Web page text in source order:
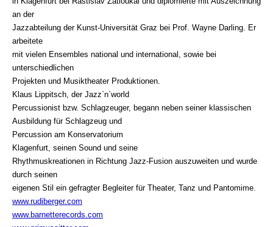
an der
Jazzabteilung der Kunst-Universität Graz bei Prof. Wayne Darling. Er
arbeitete
mit vielen Ensembles national und international, sowie bei
unterschiedlichen
Projekten und Musiktheater Produktionen.
Klaus Lippitsch, der Jazz`n`world
Percussionist bzw. Schlagzeuger, begann neben seiner klassischen
Ausbildung für Schlagzeug und
Percussion am Konservatorium
Klagenfurt, seinen Sound und seine
Rhythmuskreationen in Richtung Jazz-Fusion auszuweiten und wurde
durch seinen
eigenen Stil ein gefragter Begleiter für Theater, Tanz und Pantomime.
www.rudiberger.com
www.barnetterecords.com